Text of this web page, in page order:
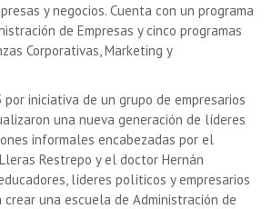
y negocios. Cuenta con un programa
de Empresas y cinco programas
Corporativas, Marketing y
iniciativa de un grupo de empresarios
una nueva generación de líderes
informales encabezadas por el
Restrepo y el doctor Hernán
líderes políticos y empresarios
crear una escuela de Administración de